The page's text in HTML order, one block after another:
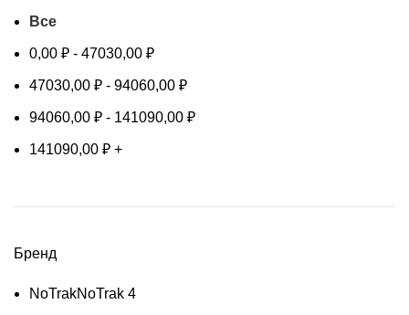
Все
0,00 ₽ - 47030,00 ₽
47030,00 ₽ - 94060,00 ₽
94060,00 ₽ - 141090,00 ₽
141090,00 ₽ +
Бренд
NoTrakNoTrak 4